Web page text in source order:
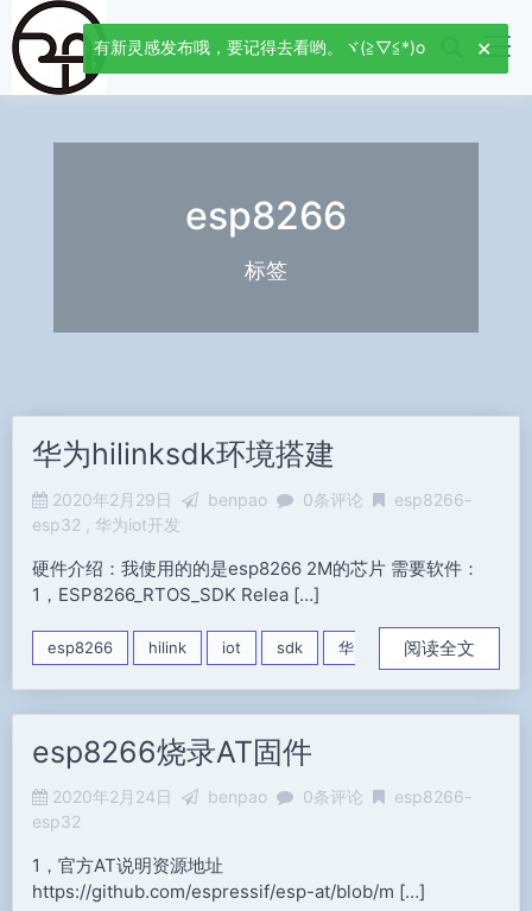
esp8266
标签
华为hilinksdk环境搭建
2020年2月29日 benpao 0条评论
esp8266-
esp32
华为iot开发
硬件介绍：我使用的的是esp8266 2M的芯片 需要软件：
1，ESP8266_RTOS_SDK Relea […]
esp8266 hilink iot sdk 华为 阅读全文
esp8266烧录AT固件
2020年2月24日 benpao 0条评论
esp8266-
esp32
1，官方AT说明资源地址
https://github.com/espressif/esp-at/blob/m […]
有新灵感发布哦，要记得去看哟。ヾ(≧▽≦*)o